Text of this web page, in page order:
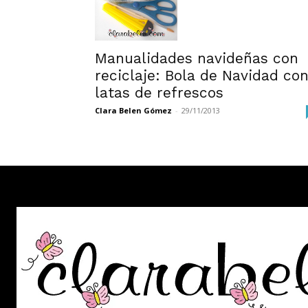
Manualidades navideñas con
reciclaje: Bola de Navidad con
latas de refrescos
Clara Belen Gómez - 29/11/2013